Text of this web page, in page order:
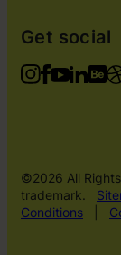
Get social
©2026 All
trademark.
Conditions